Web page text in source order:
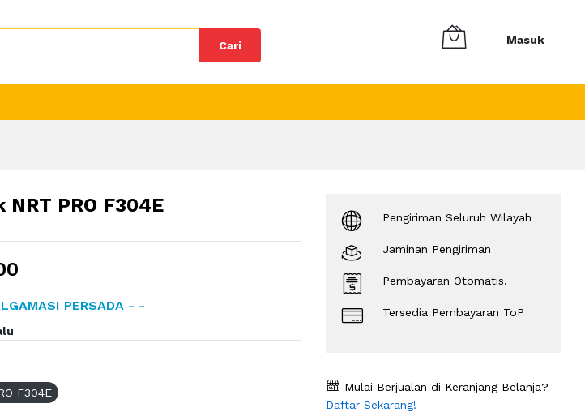
Cari Masuk
PRO F304E
PERSADA - -
F304E
Pengiriman Seluruh Wilayah
Jaminan Pengiriman
Pembayaran Otomatis.
Tersedia Pembayaran ToP
Mulai Berjualan di Keranjang Belanja?
Daftar Sekarang!